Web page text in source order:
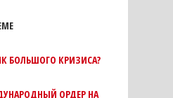
БОЛЬШОГО КРИЗИСА?
ОРДЕР НА